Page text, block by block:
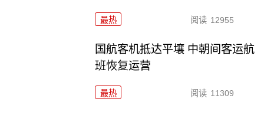
最热 阅读 12955
国航客机抵达平壤 中朝间客运航
班恢复运营
最热 阅读 11309